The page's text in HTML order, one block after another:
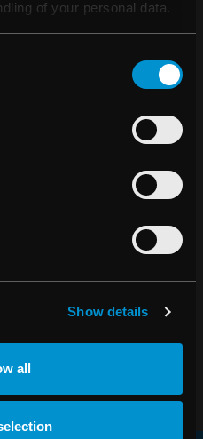
of your personal data.
Show details
all
för dosplanering och
har sålts till drygt 900 kliniker
i Stockholm och
sedan 2003. Mer
på vissa marknader.
Laboratories AB